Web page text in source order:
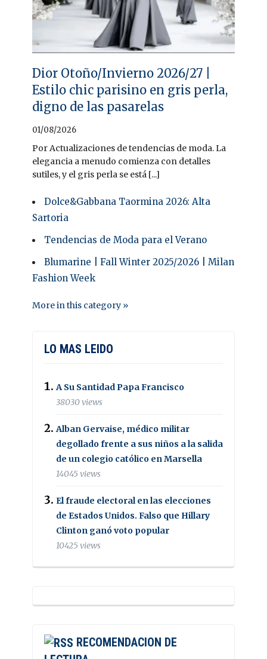
Dior Otoño/Invierno 2026/27 |
Estilo chic parisino en gris perla,
digno de las pasarelas
01/08/2026
Por Actualizaciones de tendencias de moda. La
elegancia a menudo comienza con detalles
sutiles, y el gris perla se está [...]
Dolce&Gabbana Taormina 2026: Alta
Sartoria
Tendencias de Moda para el Verano
Blumarine | Fall Winter 2025/2026 | Milan
Fashion Week
More in this category »
LO MAS LEIDO
A Su Santidad Papa Francisco
38030 views
Alban Gervaise, médico militar
degollado frente a sus niños a la salida
de un colegio católico en Marsella
14045 views
El fraude electoral en las elecciones
de Estados Unidos. Falso que Hillary
Clinton ganó voto popular
10425 views
RECOMENDACION DE